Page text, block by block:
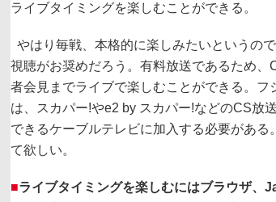
ライブタイミングを楽しむことができる。
やはり毎戦、本格的に楽しみたいというの
視聴がお奨めだろう。有料放送であるため
者会見までライブで楽しむことができる。
は、スカパー!やe2 by スカパー!などのCS放
できるケーブルテレビに加入する必要があ
て欲しい。
■ライブタイミングを楽しむにはブラウザ、